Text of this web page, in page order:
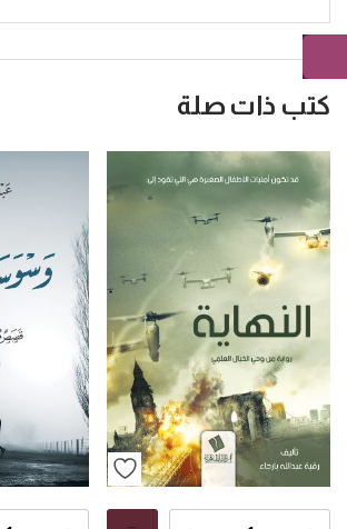
كتب ذات صلة